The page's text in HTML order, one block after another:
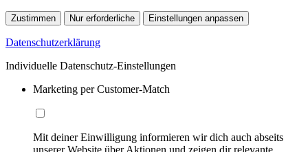
Zustimmen Nur erforderliche Einstellungen anpassen
Datenschutzerklärung
Individuelle Datenschutz-Einstellungen
Marketing per Customer-Match
Mit deiner Einwilligung informieren wir dich auch abseits
unserer Website über Aktionen und zeigen dir relevante